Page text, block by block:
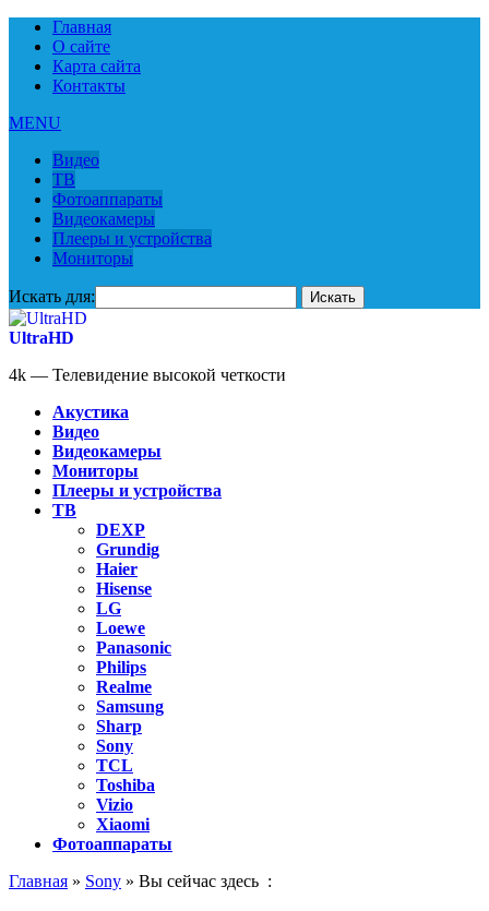
Главная
О сайте
Карта сайта
Контакты
MENU
Видео
ТВ
Фотоаппараты
Видеокамеры
Плееры и устройства
Мониторы
Искать для:
UltraHD
4k — Телевидение высокой четкости
Акустика
Видео
Видеокамеры
Мониторы
Плееры и устройства
ТВ
DEXP
Grundig
Haier
Hisense
LG
Loewe
Panasonic
Philips
Realme
Samsung
Sharp
Sony
TCL
Toshiba
Vizio
Xiaomi
Фотоаппараты
Главная » Sony » Вы сейчас здесь :